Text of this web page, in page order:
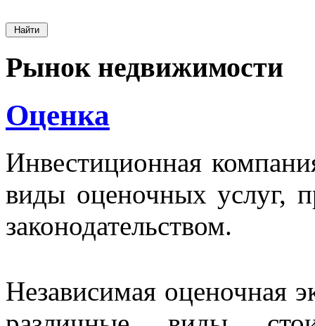
Рынок недвижимости
Оценка
Инвестиционная
виды оценочных услуг,
законодательством.
Независимая оценочная